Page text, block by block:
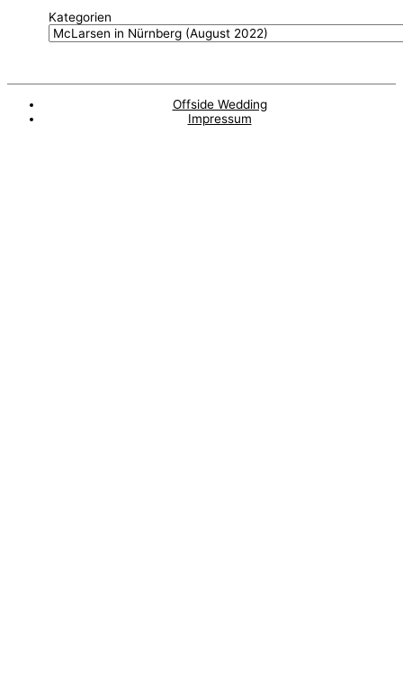
Kategorien
Offside Wedding
Impressum